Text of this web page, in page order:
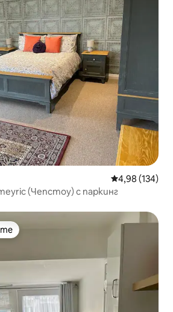
Средна
4,98 (134)
(Чепстоу) с паркинг
на гостите